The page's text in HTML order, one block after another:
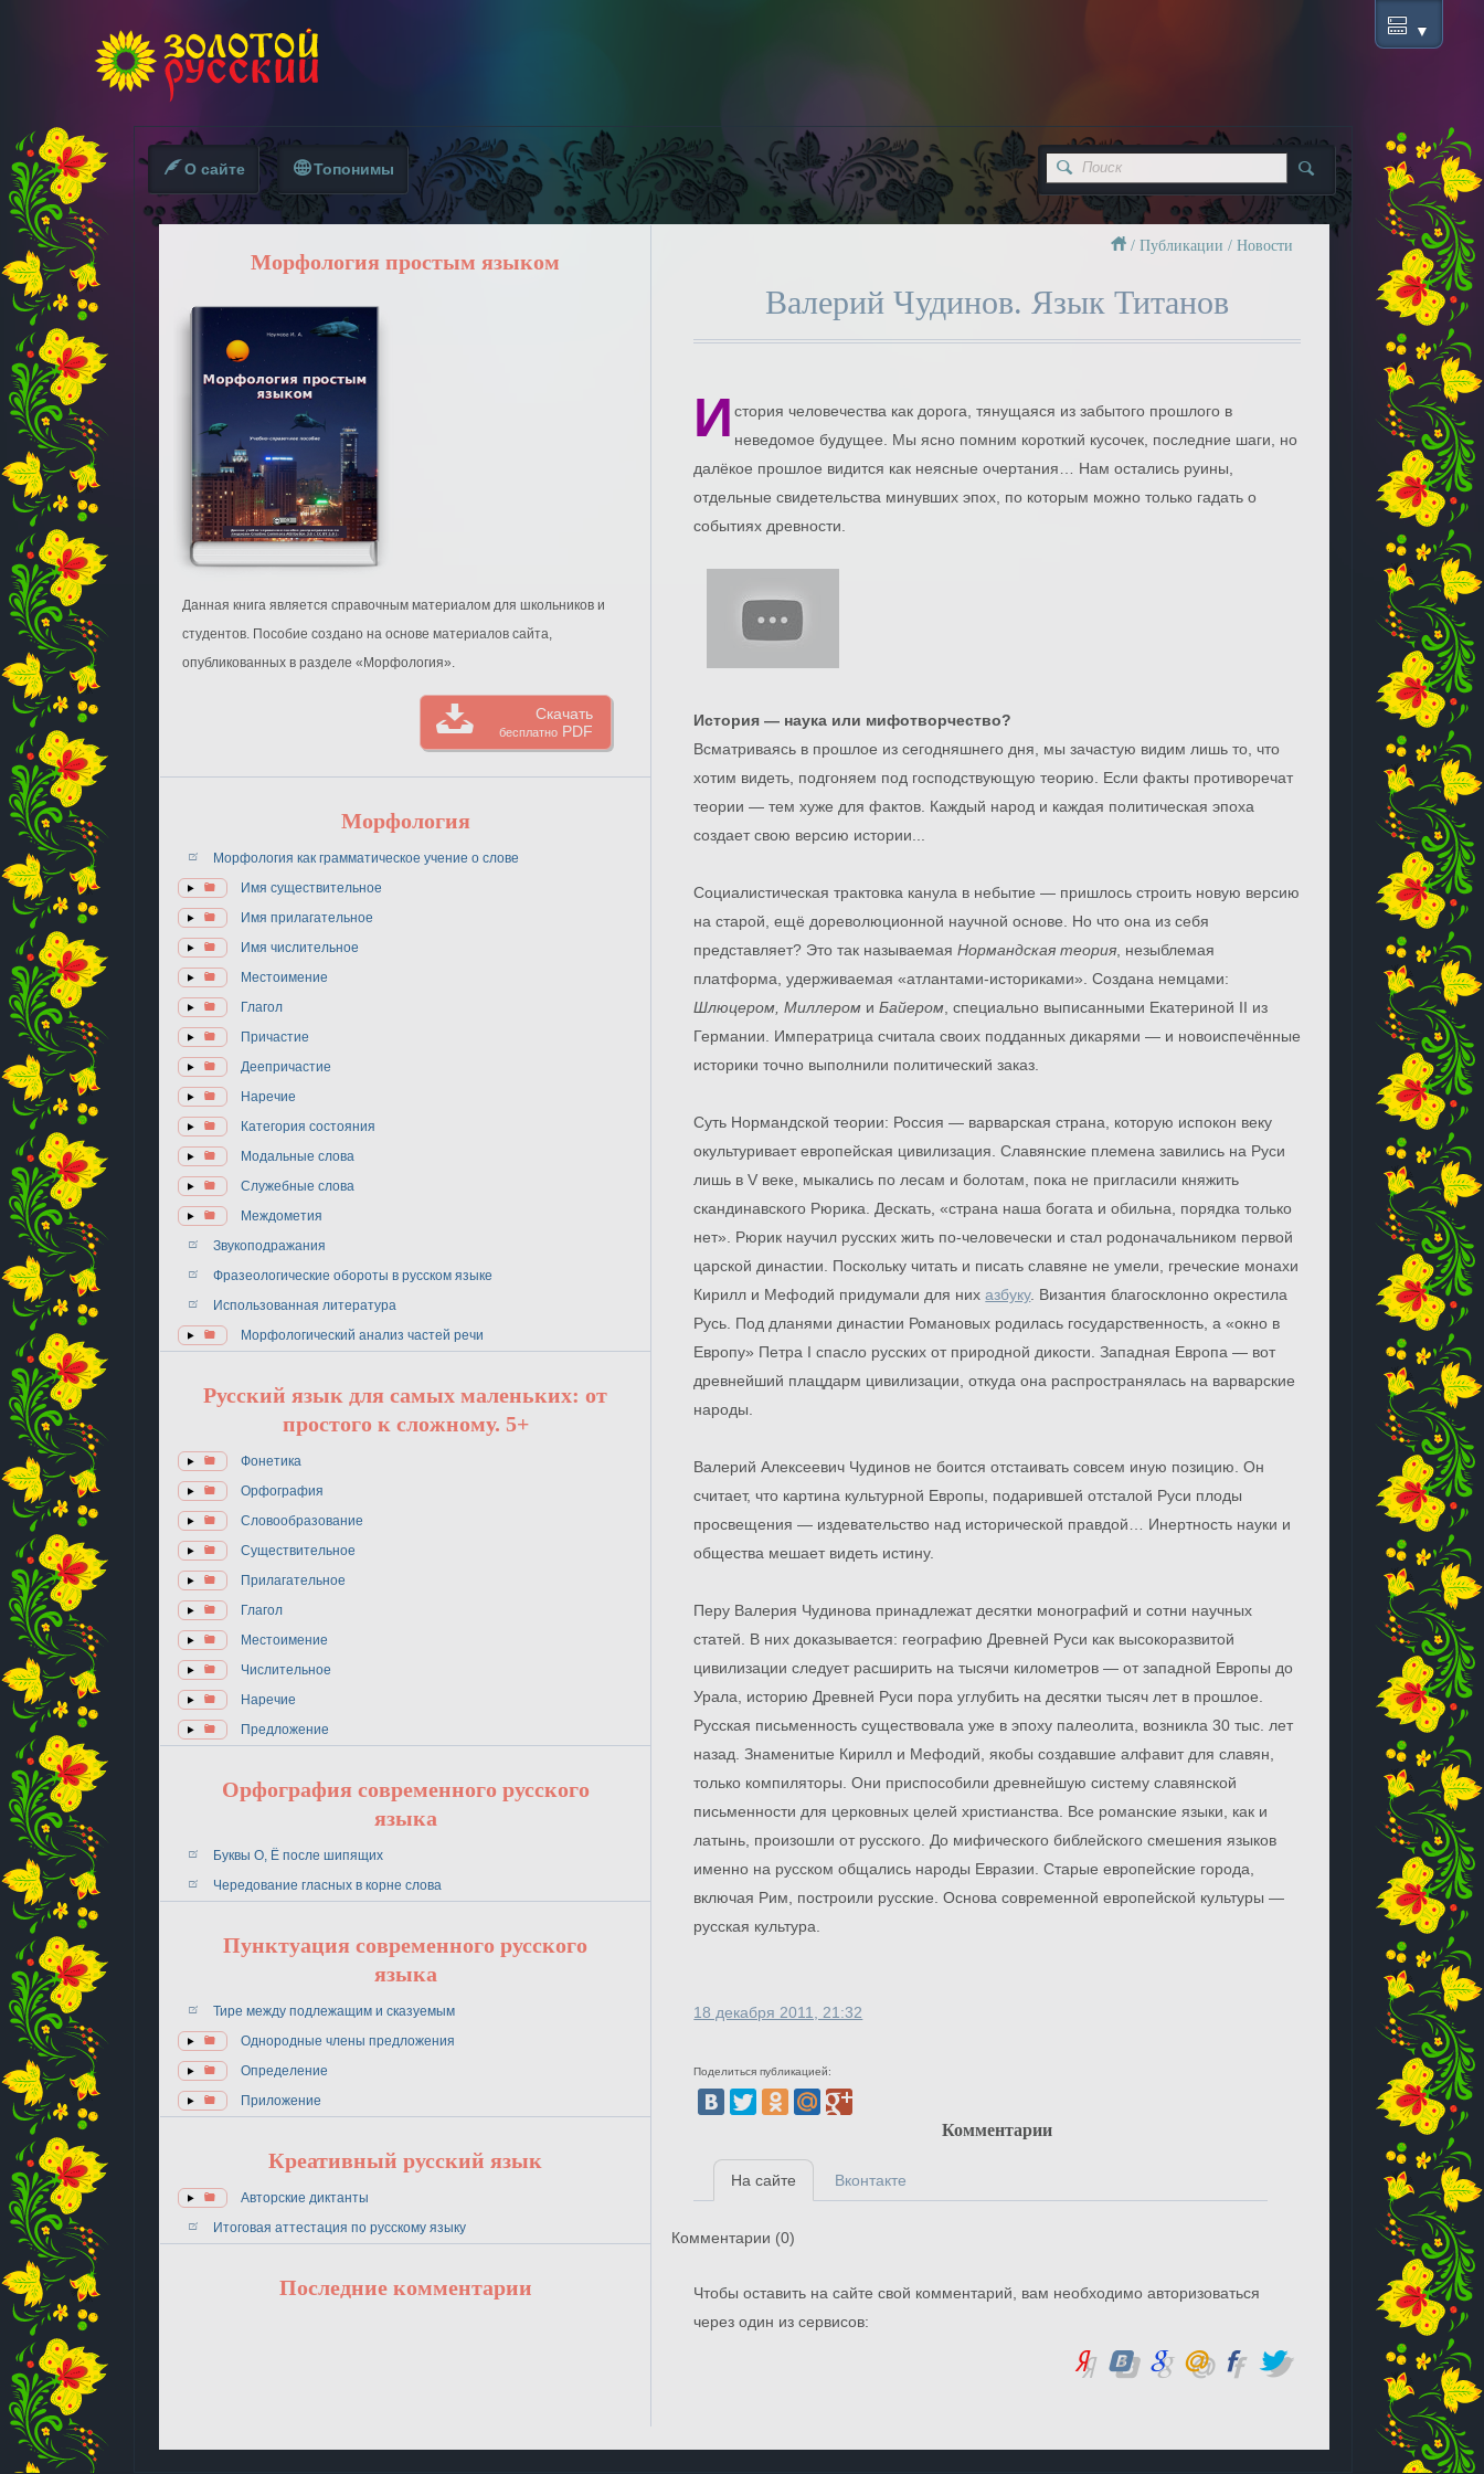
О сайте Топонимы
/ Публикации / Новости
Морфология простым языком
Данная книга является справочным материалом для школьников и
студентов. Пособие создано на основе материалов сайта,
опубликованных в разделе «Морфология».
Скачать
бесплатноPDF
Морфология
Морфология как грамматическое учение о слове
Имя существительное
Имя прилагательное
Имя числительное
Местоимение
Глагол
Причастие
Деепричастие
Наречие
Категория состояния
Модальные слова
Служебные слова
Междометия
Звукоподражания
Фразеологические обороты в русском языке
Использованная литература
Морфологический анализ частей речи
Русский язык для самых маленьких: от
простого к сложному. 5+
Фонетика
Орфография
Словообразование
Существительное
Прилагательное
Глагол
Местоимение
Числительное
Наречие
Предложение
Орфография современного русского
языка
Буквы О, Ё после шипящих
Чередование гласных в корне слова
Пунктуация современного русского
языка
Тире между подлежащим и сказуемым
Однородные члены предложения
Определение
Приложение
Креативный русский язык
Авторские диктанты
Итоговая аттестация по русскому языку
Последние комментарии
Валерий Чудинов. Язык Титанов
И стория человечества как дорога, тянущаяся из забытого прошлого в
неведомое будущее. Мы ясно помним короткий кусочек, последние шаги, но
далёкое прошлое видится как неясные очертания… Нам остались руины,
отдельные свидетельства минувших эпох, по которым можно только гадать о
событиях древности.
История — наука или мифотворчество?
Всматриваясь в прошлое из сегодняшнего дня, мы зачастую видим лишь то, что
хотим видеть, подгоняем под господствующую теорию. Если факты противоречат
теории — тем хуже для фактов. Каждый народ и каждая политическая эпоха
создает свою версию истории...
Социалистическая трактовка канула в небытие — пришлось строить новую версию
на старой, ещё дореволюционной научной основе. Но что она из себя
представляет? Это так называемаяНормандская теория , незыблемая
платформа, удерживаемая «атлантами-историками». Создана немцами:
Шлюцером, Миллером иБайером , специально выписанными Екатериной II из
Германии. Императрица считала своих подданных дикарями — и новоиспечённые
историки точно выполнили политический заказ.
Суть Нормандской теории: Россия — варварская страна, которую испокон веку
окультуривает европейская цивилизация. Славянские племена завились на Руси
лишь в V веке, мыкались по лесам и болотам, пока не пригласили княжить
скандинавского Рюрика. Дескать, «страна наша богата и обильна, порядка только
нет». Рюрик научил русских жить по-человечески и стал родоначальником первой
царской династии. Поскольку читать и писать славяне не умели, греческие монахи
Кирилл и Мефодий придумали для нихазбуку. Византия благосклонно окрестила
Русь. Под дланями династии Романовых родилась государственность, а «окно в
Европу» Петра I спасло русских от природной дикости. Западная Европа — вот
древнейший плацдарм цивилизации, откуда она распространялась на варварские
народы.
Валерий Алексеевич Чудинов не боится отстаивать совсем иную позицию. Он
считает, что картина культурной Европы, подарившей отсталой Руси плоды
просвещения — издевательство над исторической правдой… Инертность науки и
общества мешает видеть истину.
Перу Валерия Чудинова принадлежат десятки монографий и сотни научных
статей. В них доказывается: географию Древней Руси как высокоразвитой
цивилизации следует расширить на тысячи километров — от западной Европы до
Урала, историю Древней Руси пора углубить на десятки тысяч лет в прошлое.
Русская письменность существовала уже в эпоху палеолита, возникла 30 тыс. лет
назад. Знаменитые Кирилл и Мефодий, якобы создавшие алфавит для славян,
только компиляторы. Они приспособили древнейшую систему славянской
письменности для церковных целей христианства. Все романские языки, как и
латынь, произошли от русского. До мифического библейского смешения языков
именно на русском общались народы Евразии. Старые европейские города,
включая Рим, построили русские. Основа современной европейской культуры —
русская культура.
18 декабря 2011, 21:32
Поделиться публикацией:
Комментарии
На сайте Вконтакте
Комментарии (0)
Чтобы оставить на сайте свой комментарий, вам необходимо авторизоваться
через один из сервисов: